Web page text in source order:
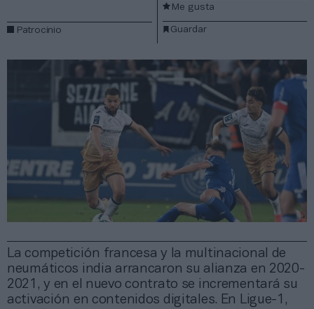
La competición francesa y la multinacional de
neumáticos india arrancaron su alianza en 2020-
2021, y en el nuevo contrato se incrementará su
activación en contenidos digitales. En Ligue-1,
Patrocinio Guardar
Me gusta